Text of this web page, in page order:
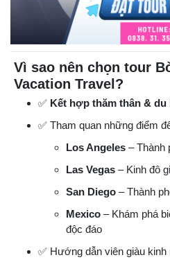
Vì sao nên chọn tour
Vacation Travel?
✅ Kết hợp thăm thân &
✅ Tham quan những điểm
Los Angeles – Thành
Las Vegas – Kinh đô
San Diego – Thành
Mexico – Khám phá
độc đáo
✅ Hướng dẫn viên giàu kinh